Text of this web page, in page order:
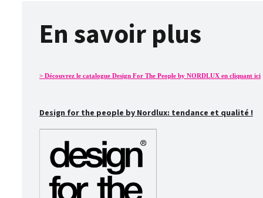
En savoir plus
> Découvrez le catalogue Design For The People by NORDLUX en cliquant ici
Design for the people by Nordlux: tendance et qualité !